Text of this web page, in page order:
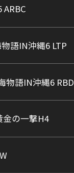
ARBC
語IN沖縄6 LTP
物語IN沖縄6 RBD
金の一撃H4